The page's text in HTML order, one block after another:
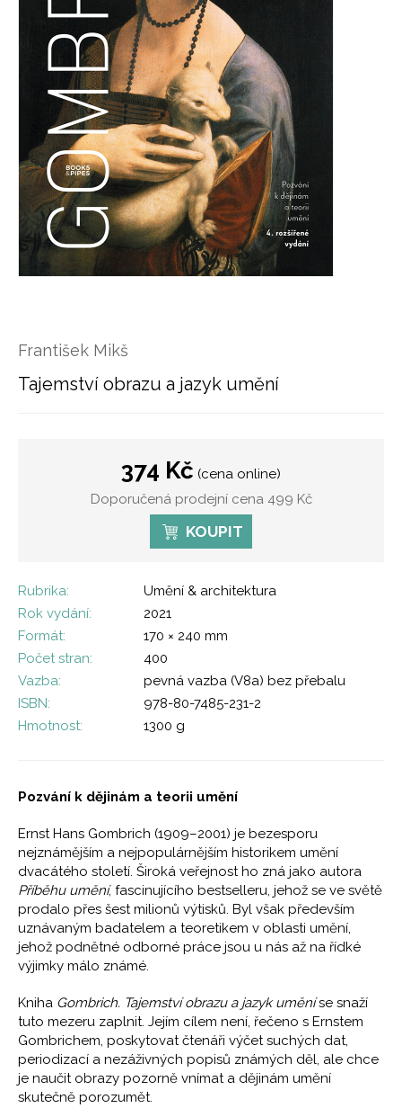
František Mikš
Tajemství obrazu a jazyk umění
374 Kč (cena online)
Doporučená prodejní cena 499 Kč
KOUPIT
Rubrika:
Umění & architektura
Rok vydání:
2021
Formát:
170 × 240 mm
Počet stran:
400
Vazba:
pevná vazba (V8a) bez přebalu
ISBN:
978-80-7485-231-2
Hmotnost:
1300 g
Pozvání k dějinám a teorii umění
Ernst Hans Gombrich (1909–2001) je bezesporu
nejznámějším a nejpopulárnějším historikem umění
dvacátého století. Široká veřejnost ho zná jako autora
Příběhu umění, fascinujícího bestselleru, jehož se ve světě
prodalo přes šest milionů výtisků. Byl však především
uznávaným badatelem a teoretikem v oblasti umění,
jehož podnětné odborné práce jsou u nás až na řídké
výjimky málo známé.
Kniha Gombrich. Tajemství obrazu a jazyk uměníse snaží
tuto mezeru zaplnit. Jejím cílem není, řečeno s Ernstem
Gombrichem, poskytovat čtenáři výčet suchých dat,
periodizací a nezáživných popisů známých děl, ale chce
je naučit obrazy pozorně vnímat a dějinám umění
skutečně porozumět.